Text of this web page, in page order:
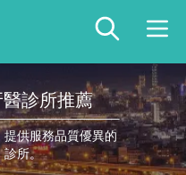
診所推薦
供服務品質優異的
診所。